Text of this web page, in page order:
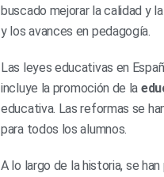
buscado mejorar la calidad y
y los avances en pedagogía.
Las leyes educativas en
incluye la promoción de la
educativa. Las reformas se
para todos los alumnos.
A lo largo de la historia, se